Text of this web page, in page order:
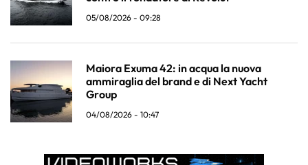
05/08/2026 - 09:28
Maiora Exuma 42: in acqua la nuova
ammiraglia del brand e di Next Yacht
Group
04/08/2026 - 10:47